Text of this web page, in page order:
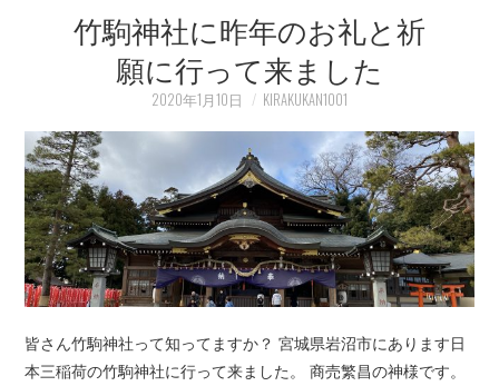
商品情報
プライベート
お客様宅（事例）
インテリアの知恵袋
店長業務
竹駒神社に昨年のお礼と祈
願に行って来ました
2020年1月10日 KIRAKUKAN1001
皆さん竹駒神社って知ってますか？ 宮城県岩沼市にあります日
本三稲荷の竹駒神社に行って来ました。 商売繁昌の神様です。